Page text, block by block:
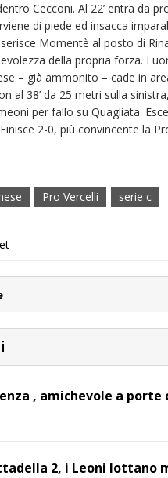
Cecconi. Al 22’ entra da
di piede ed insacca
Momentè al posto di
della propria forza.
– già ammonito – cade in
al 38’ da 25 metri sulla
per fallo su Quagliata.
2-0, più convincente la
Pro Vercelli serie c
, amichevole a porte
2, i Leoni lottano